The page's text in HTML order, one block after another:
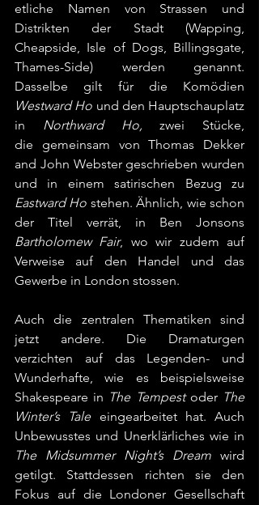
etliche Namen von Strassen und
Distrikten der Stadt (Wapping,
Cheapside, Isle of Dogs, Billingsgate,
Thames-Side) werden genannt.
Westward Ho und den Hauptschauplatz
in Northward Ho, zwei Stücke,
die
gemeinsam von Thomas Dekker
and John Webster geschrieben wurden
Eastward Ho stehen. Ähnlich, wie schon
Bartholomew Fair, wo wir zudem auf
Verweise auf den Handel und das
Gewerbe in London stossen.
Auch die zentralen Thematiken sind
jetzt andere. Die Dramaturgen
verzichten auf das Legenden- und
Wunderhafte, wie es beispielsweise
Shakespeare in The Tempest oder The
Winter’s Tale eingearbeitet hat. Auch
The Midsummer Night’s Dream wird
getilgt. Stattdessen richten sie den
Fokus auf die Londoner Gesellschaft